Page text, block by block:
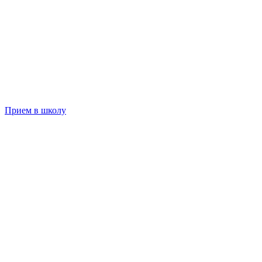
Прием в школу